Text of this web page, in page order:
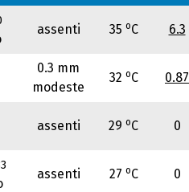
assenti 35 oC 6.3
0.3 mm
modeste
32 oC 0.87
assenti 29 oC 0
assenti 27 oC 0